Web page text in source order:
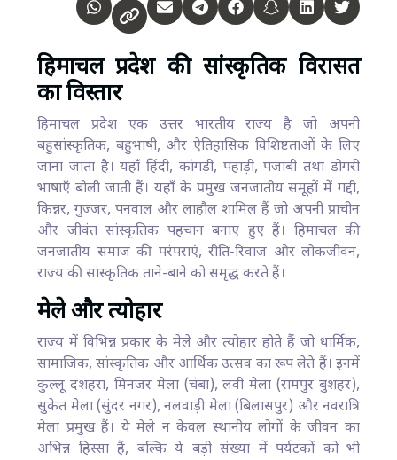
हिमाचल प्रदेश की सांस्कृतिक विरासत
का विस्तार
हिमाचल प्रदेश एक उत्तर भारतीय राज्य है जो अपनी
बहुसांस्कृतिक, बहुभाषी, और ऐतिहासिक विशिष्टताओं के लिए
जाना जाता है। यहाँ हिंदी, कांगड़ी, पहाड़ी, पंजाबी तथा डोगरी
भाषाएँ बोली जाती हैं। यहाँ के प्रमुख जनजातीय समूहों में गद्दी,
किन्नर, गुज्जर, पनवाल और लाहौल शामिल हैं जो अपनी प्राचीन
और जीवंत सांस्कृतिक पहचान बनाए हुए हैं। हिमाचल की
जनजातीय समाज की परंपराएं, रीति-रिवाज और लोकजीवन,
राज्य की सांस्कृतिक ताने-बाने को समृद्ध करते हैं।
मेले और त्योहार
राज्य में विभिन्न प्रकार के मेले और त्योहार होते हैं जो धार्मिक,
सामाजिक, सांस्कृतिक और आर्थिक उत्सव का रूप लेते हैं। इनमें
कुल्लू दशहरा, मिनजर मेला (चंबा), लवी मेला (रामपुर बुशहर),
सुकेत मेला (सुंदर नगर), नलवाड़ी मेला (बिलासपुर) और नवरात्रि
मेला प्रमुख हैं। ये मेले न केवल स्थानीय लोगों के जीवन का
अभिन्न हिस्सा हैं, बल्कि ये बड़ी संख्या में पर्यटकों को भी